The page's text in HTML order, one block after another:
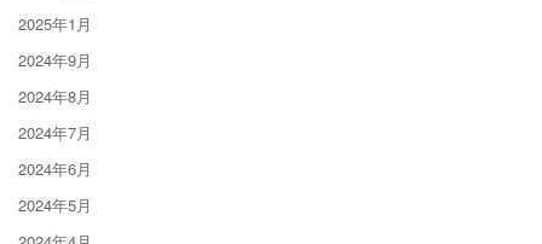
2025年1月
2024年9月
2024年8月
2024年7月
2024年6月
2024年5月